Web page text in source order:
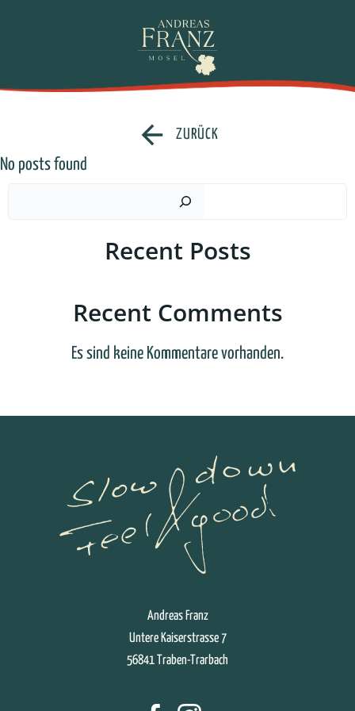
Inhalt
springen
ZURÜCK
No posts found
Recent Posts
Recent Comments
Es sind keine Kommentare vorhanden.
Andreas Franz
Untere Kaiserstrasse 7
56841 Traben-Trarbach